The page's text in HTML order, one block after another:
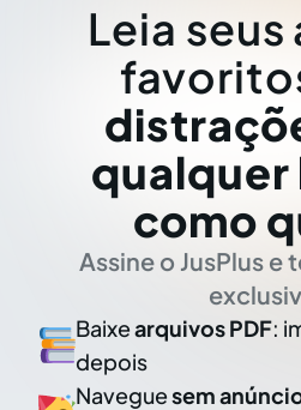
Leia
qualquer
como
Assine o JusPlus e
Baixearquivos PDF:
depois
Naveguesem